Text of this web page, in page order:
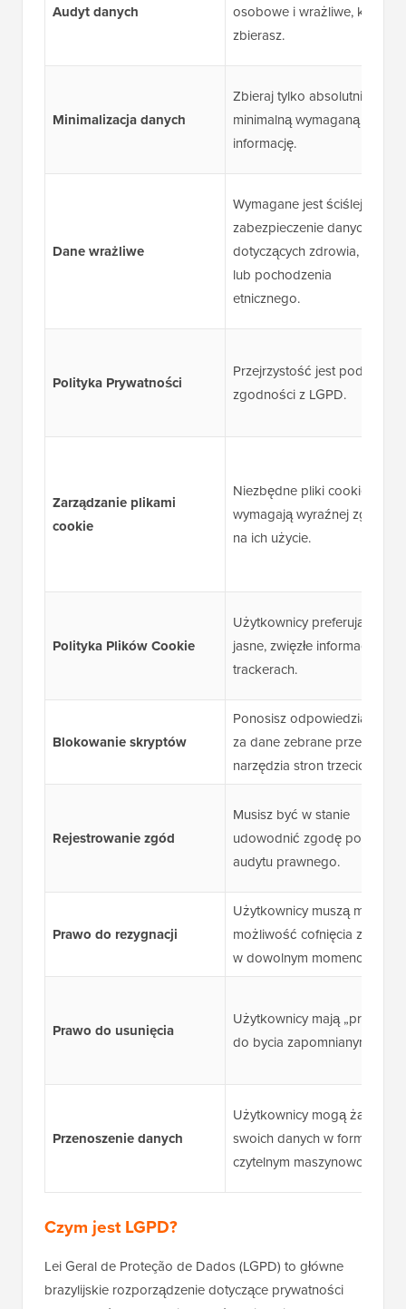
Audyt danych
osobowe i wrażliwe, które
zbierasz.
Minimalizacja danych
Zbieraj tylko absolutnie
minimalną wymaganą
informację.
Dane wrażliwe
Wymagane jest ściślejsze
zabezpieczenie danych
dotyczących zdrowia, religii
lub pochodzenia
etnicznego.
Polityka Prywatności
Przejrzystość jest podstawą
zgodności z LGPD.
Zarządzanie plikami
cookie
Niezbędne pliki cookie
wymagają wyraźnej zgody
na ich użycie.
Polityka Plików Cookie
Użytkownicy preferują
jasne, zwięzłe informacje o
trackerach.
Blokowanie skryptów
Ponosisz odpowiedzialność
za dane zebrane przez
narzędzia stron trzecich.
Rejestrowanie zgód
Musisz być w stanie
udowodnić zgodę podczas
audytu prawnego.
Prawo do rezygnacji
Użytkownicy muszą mieć
możliwość cofnięcia zgody
w dowolnym momencie.
Prawo do usunięcia
Użytkownicy mają „prawo
do bycia zapomnianym”.
Przenoszenie danych
Użytkownicy mogą żądać
swoich danych w formacie
czytelnym maszynowo.
Czym jest LGPD?
Lei Geral de Proteção de Dados (LGPD) to główne
brazylijskie rozporządzenie dotyczące prywatności